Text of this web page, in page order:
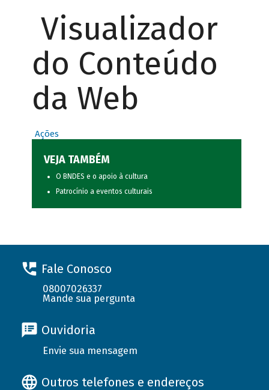
Visualizador
do Conteúdo
da Web
Ações
VEJA TAMBÉM
O BNDES e o apoio à cultura
Patrocínio a eventos culturais
Fale Conosco
08007026337
Mande sua pergunta
Ouvidoria
Envie sua mensagem
Outros telefones e endereços